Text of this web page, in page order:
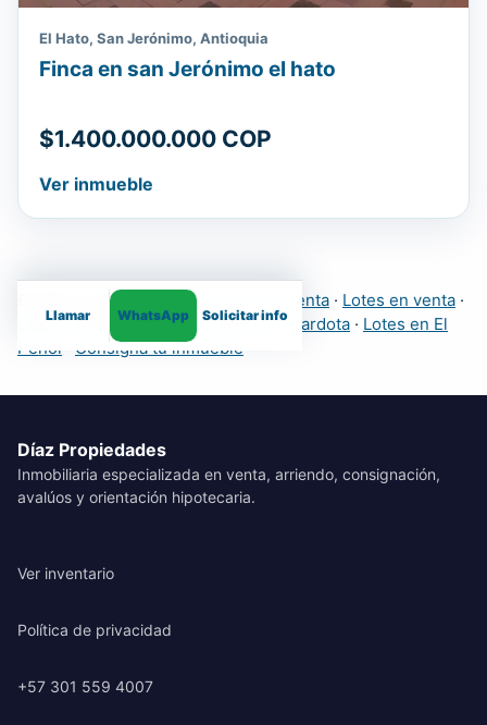
El Hato, San Jerónimo, Antioquia
Finca en san Jerónimo el hato
$1.400.000.000 COP
Ver inmueble
Llamar WhatsApp Solicitar info
Explora más inmuebles: Fincas en venta · Lotes en venta ·
Casas·Apartamentos· Fincas en Girardota · Lotes en El
Peñol
Consigna tu inmueble
Díaz Propiedades
Inmobiliaria especializada en venta, arriendo, consignación,
avalúos y orientación hipotecaria.
Ver inventario
Política de privacidad
+57 301 559 4007